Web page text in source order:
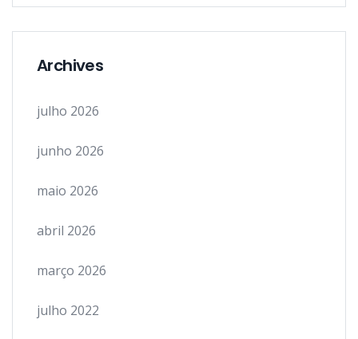
Archives
julho 2026
junho 2026
maio 2026
abril 2026
março 2026
julho 2022